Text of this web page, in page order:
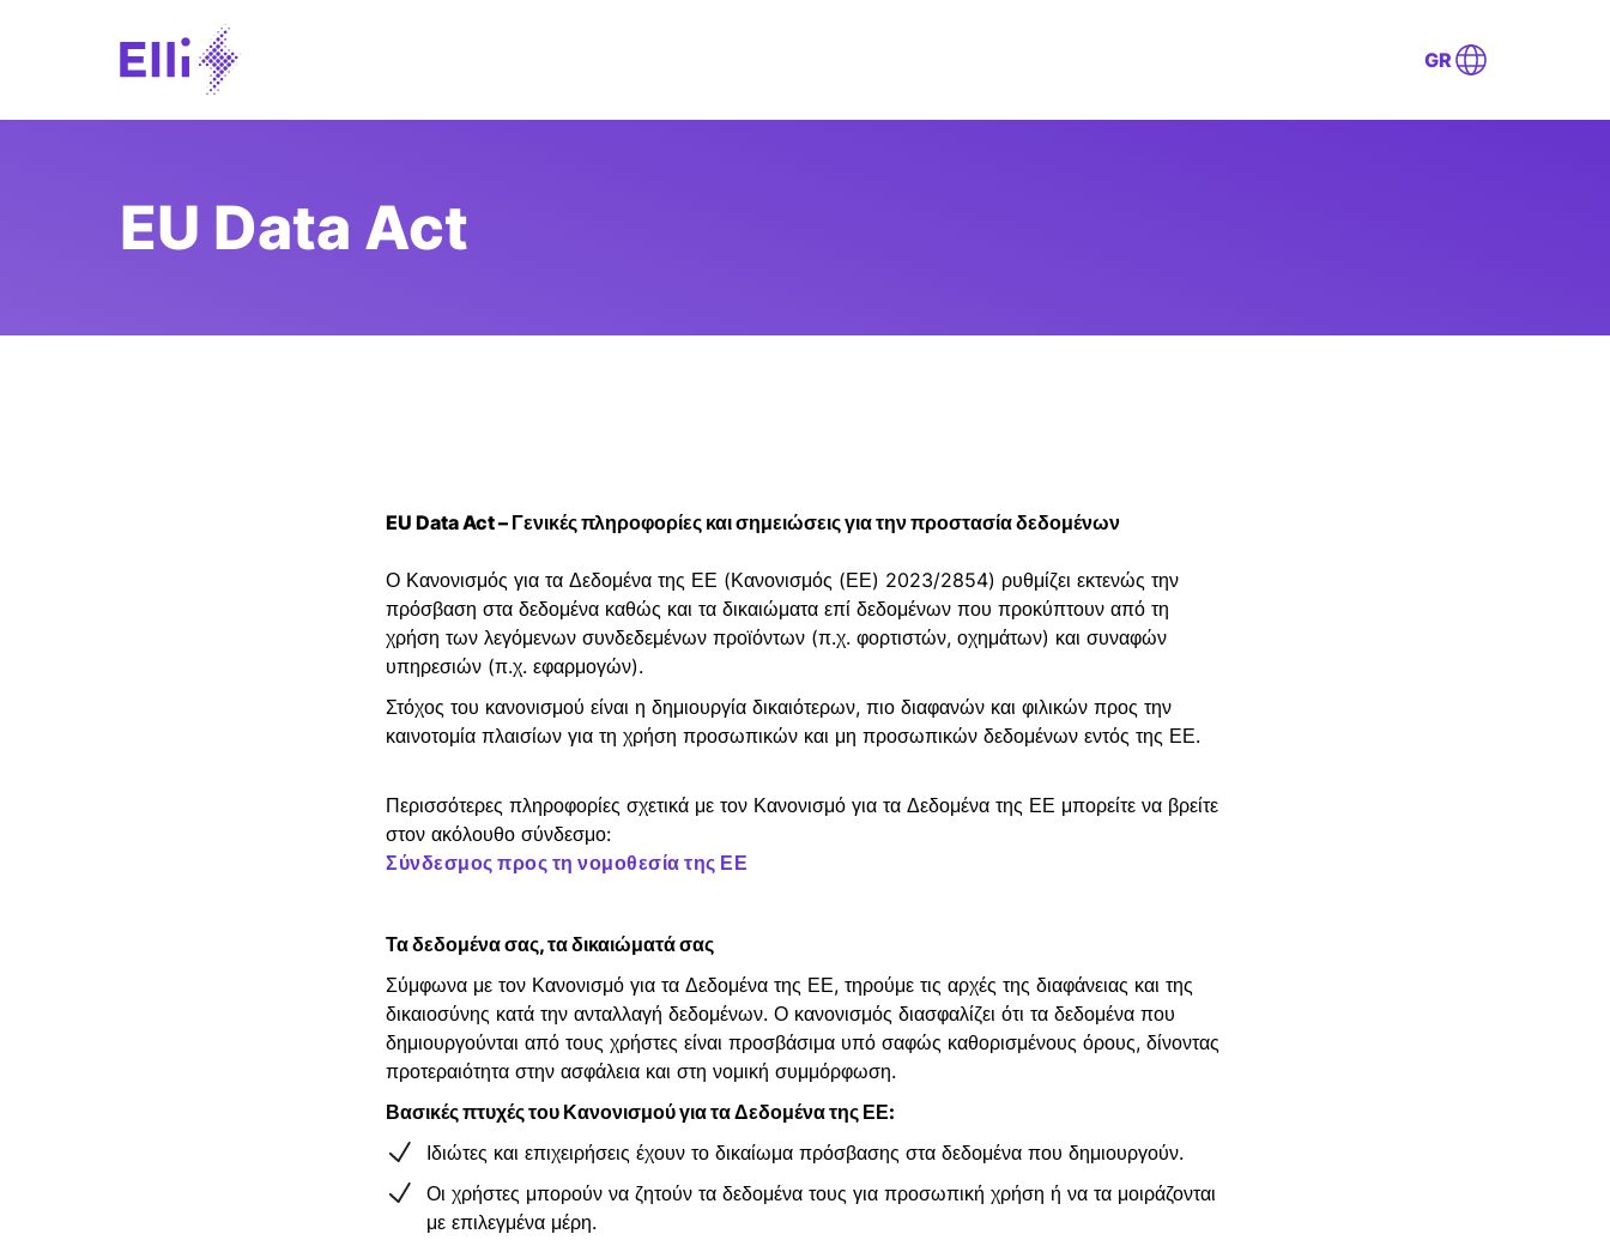
GR
EU Data Act
EU Data Act – Γενικές πληροφορίες και σημειώσεις για την προστασία δεδομένων
Ο Κανονισμός για τα Δεδομένα της ΕΕ (Κανονισμός (ΕΕ) 2023/2854) ρυθμίζει εκτενώς την
πρόσβαση στα δεδομένα καθώς και τα δικαιώματα επί δεδομένων που προκύπτουν από τη
χρήση των λεγόμενων συνδεδεμένων προϊόντων (π.χ. φορτιστών, οχημάτων) και συναφών
υπηρεσιών (π.χ. εφαρμογών).
Στόχος του κανονισμού είναι η δημιουργία δικαιότερων, πιο διαφανών και φιλικών προς την
καινοτομία πλαισίων για τη χρήση προσωπικών και μη προσωπικών δεδομένων εντός της ΕΕ.
Περισσότερες πληροφορίες σχετικά με τον Κανονισμό για τα Δεδομένα της ΕΕ μπορείτε να βρείτε
στον ακόλουθο σύνδεσμο:
Σύνδεσμος προς τη νομοθεσία της ΕΕ
Τα δεδομένα σας, τα δικαιώματά σας
Σύμφωνα με τον Κανονισμό για τα Δεδομένα της ΕΕ, τηρούμε τις αρχές της διαφάνειας και της
δικαιοσύνης κατά την ανταλλαγή δεδομένων. Ο κανονισμός διασφαλίζει ότι τα δεδομένα που
δημιουργούνται από τους χρήστες είναι προσβάσιμα υπό σαφώς καθορισμένους όρους, δίνοντας
προτεραιότητα στην ασφάλεια και στη νομική συμμόρφωση.
Βασικές πτυχές του Κανονισμού για τα Δεδομένα της ΕΕ:
Ιδιώτες και επιχειρήσεις έχουν το δικαίωμα πρόσβασης στα δεδομένα που δημιουργούν.
Οι χρήστες μπορούν να ζητούν τα δεδομένα τους για προσωπική χρήση ή να τα μοιράζονται
με επιλεγμένα μέρη.